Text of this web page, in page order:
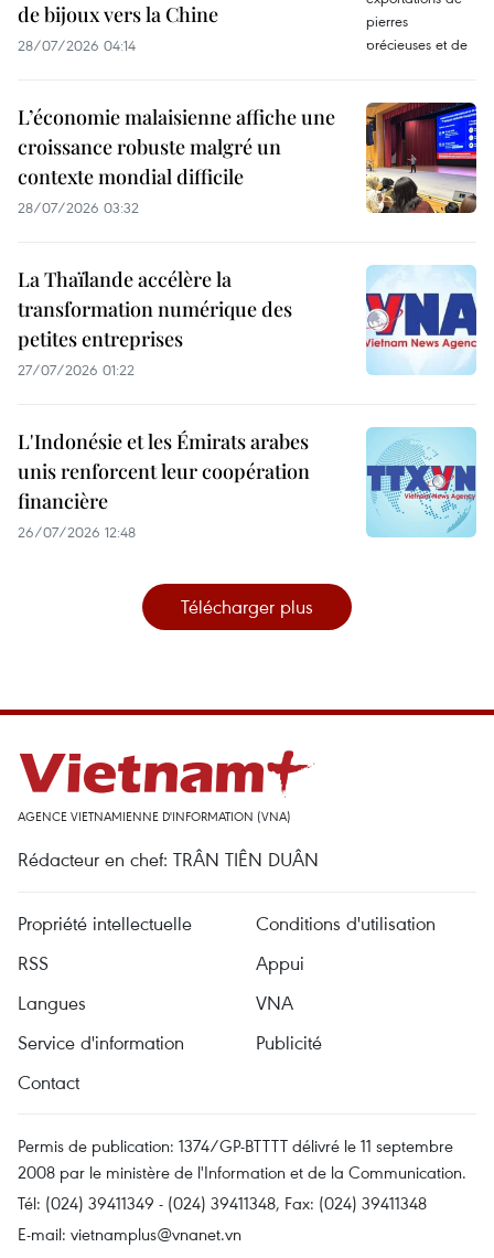
de bijoux vers la Chine
28/07/2026 04:14
L’économie malaisienne affiche une
croissance robuste malgré un
contexte mondial difficile
28/07/2026 03:32
La Thaïlande accélère la
transformation numérique des
petites entreprises
27/07/2026 01:22
L'Indonésie et les Émirats arabes
unis renforcent leur coopération
financière
26/07/2026 12:48
Télécharger plus
AGENCE VIETNAMIENNE D'INFORMATION (VNA)
Rédacteur en chef: TRÂN TIÊN DUÂN
Propriété intellectuelle
Conditions d'utilisation
RSS
Appui
Langues
VNA
Service d'information
Publicité
Contact
Permis de publication: 1374/GP-BTTTT délivré le 11 septembre
2008 par le ministère de l'Information et de la Communication.
Tél: (024) 39411349 - (024) 39411348, Fax: (024) 39411348
E-mail: vietnamplus@vnanet.vn